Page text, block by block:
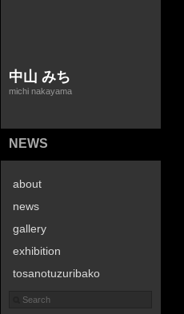
中山 みち
michi nakayama
NEWS
about
news
gallery
exhibition
tosanotuzuribako
contact